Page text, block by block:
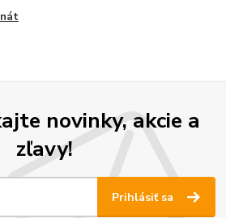
novinky, akcie a
zľavy!
Prihlásiť sa